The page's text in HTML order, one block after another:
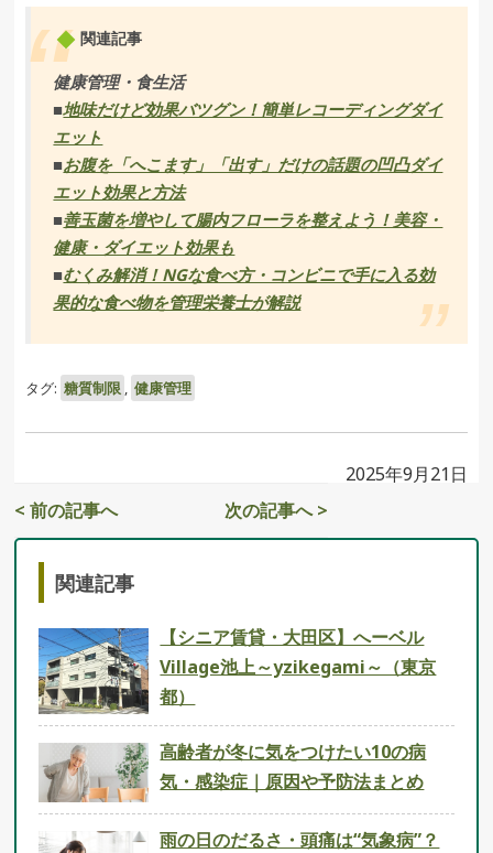
関連記事
健康管理・食生活
■地味だけど効果バツグン！簡単レコーディングダイ
エット
■お腹を「へこます」「出す」だけの話題の凹凸ダイ
エット効果と方法
■善玉菌を増やして腸内フローラを整えよう！美容・
健康・ダイエット効果も
■むくみ解消！NGな食べ方・コンビニで手に入る効
果的な食べ物を管理栄養士が解説
タグ: 糖質制限 , 健康管理
2025年9月21日
< 前の記事へ
次の記事へ >
関連記事
【シニア賃貸・大田区】へーベル
Village池上～yzikegami～（東京
都）
高齢者が冬に気をつけたい10の病
気・感染症｜原因や予防法まとめ
雨の日のだるさ・頭痛は“気象病”？